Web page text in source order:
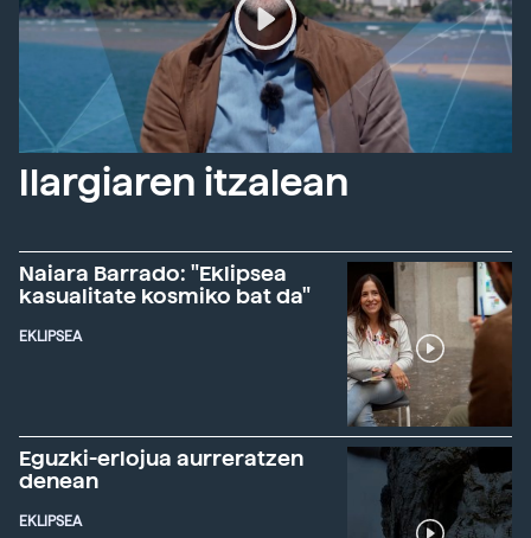
Ilargiaren itzalean
Naiara Barrado: "Eklipsea
kasualitate kosmiko bat da"
EKLIPSEA
Eguzki-erlojua aurreratzen
denean
EKLIPSEA